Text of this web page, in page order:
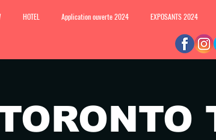
HOTEL Application ouverte 2024 EXPOSANTS 2024